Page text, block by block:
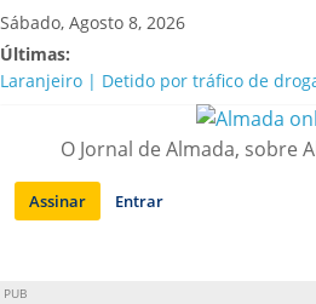
Saltar
para
conteúdo
Sábado, Agosto 8, 2026
Últimas:
Laranjeiro | Detido por tráfico de
A “crise” da água em Almada: ilações
Costa da Caparica | Polícia Marítima
irregularidades em habitações e
APA diz que falta de água em Almada
O Jornal de Almada, sobre
Assinar Entrar
PUB